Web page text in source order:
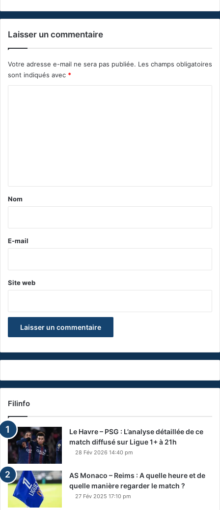
Laisser un commentaire
Votre adresse e-mail ne sera pas publiée. Les champs obligatoires
sont indiqués avec *
a
e
Nom
E-mail
Site web
Filinfo
Le Havre – PSG : L’analyse détaillée de ce
match diffusé sur Ligue 1+ à 21h
28 Fév 2026 14:40 pm
AS Monaco – Reims : A quelle heure et de
quelle manière regarder le match ?
27 Fév 2025 17:10 pm